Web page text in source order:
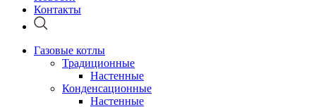
Контакты
Газовые котлы
Традиционные
Настенные
Конденсационные
Настенные